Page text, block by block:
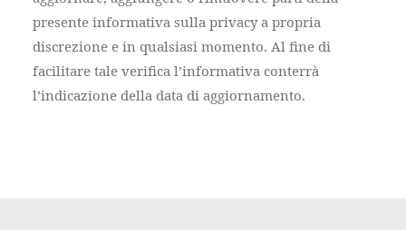
presente informativa sulla privacy a propria
discrezione e in qualsiasi momento. Al fine di
facilitare tale verifica l’informativa conterrà
l’indicazione della data di aggiornamento.